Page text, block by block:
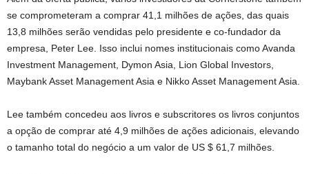
se comprometeram a comprar 41,1 milhões de ações, das quais
13,8 milhões serão vendidas pelo presidente e co-fundador da
empresa, Peter Lee. Isso inclui nomes institucionais como Avanda
Investment Management, Dymon Asia, Lion Global Investors,
Maybank Asset Management Asia e Nikko Asset Management Asia.
Lee também concedeu aos livros e subscritores os livros conjuntos
a opção de comprar até 4,9 milhões de ações adicionais, elevando
o tamanho total do negócio a um valor de US $ 61,7 milhões.